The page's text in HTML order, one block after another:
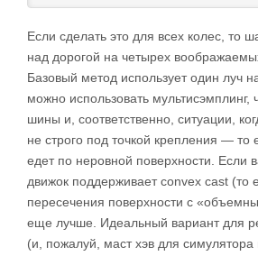
Если сделать это для всех колес, то
над дорогой на четырех
Базовый метод использует один луч
можно использовать мультисэмплинг,
шины и, соответственно, ситуации,
не строго под точкой крепления — то
едет по неровной поверхности. Если
движок поддерживает convex cast (то
пересечения поверхности с
еще лучше. Идеальный вариант для
(и, пожалуй, маст хэв для